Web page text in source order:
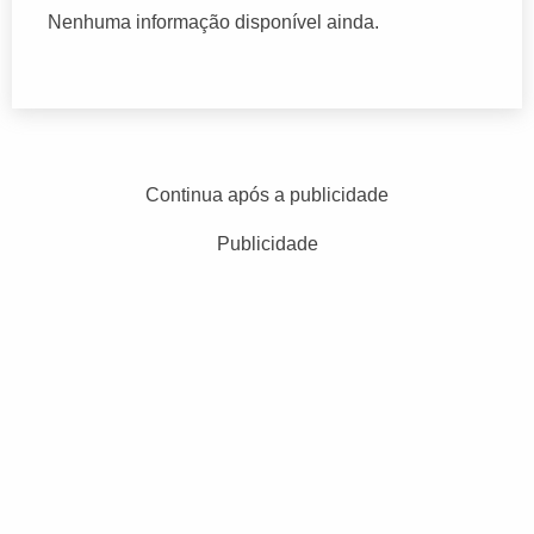
Nenhuma informação disponível ainda.
Continua após a publicidade
Publicidade